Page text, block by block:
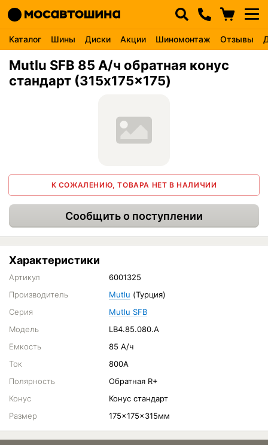
Каталог Шины Диски Акции Шиномонтаж Отзывы
Mutlu SFB 85 А/ч обратная конус
стандарт (315x175x175)
К СОЖАЛЕНИЮ, ТОВАРА НЕТ В НАЛИЧИИ
Сообщить о поступлении
Характеристики
Артикул
6001325
Производитель
Mutlu (Турция)
Серия
Mutlu SFB
Модель
LB4.85.080.A
Емкость
85 А/ч
Ток
800A
Полярность
Обратная R+
Конус
Конус стандарт
Размер
175x175x315мм